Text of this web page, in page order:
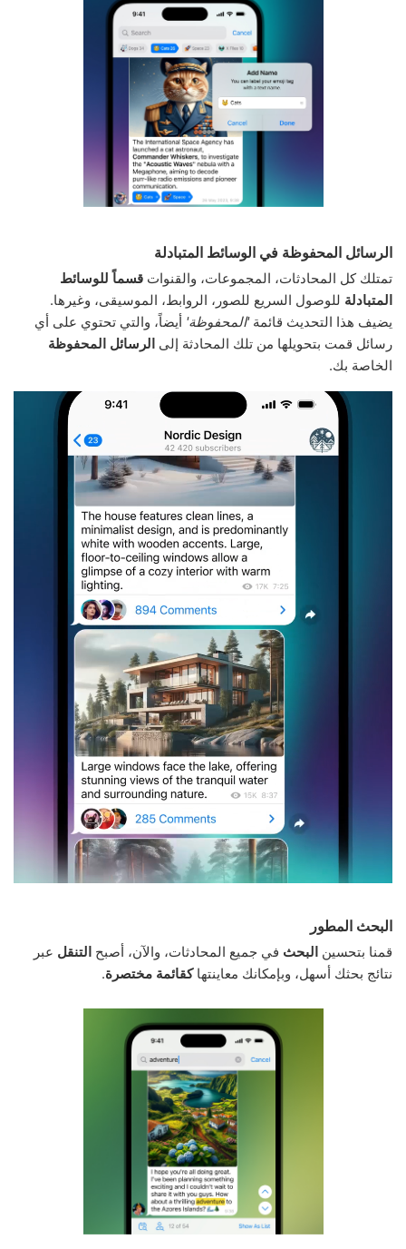
الرسائل المحفوظة في الوسائط المتبادلة
تمتلك كل المحادثات، المجموعات، والقنوات قسماً للوسائط
المتبادلة للوصول السريع للصور، الروابط، الموسيقى، وغيرها.
يضيف هذا التحديث قائمة'المحفوظة' أيضاً، والتي تحتوي على أي
رسائل قمت بتحويلها من تلك المحادثة إلى الرسائل المحفوظة
الخاصة بك.
البحث المطور
قمنا بتحسين البحث في جميع المحادثات، والآن، أصبح التنقل عبر
نتائج بحثك أسهل، وبإمكانك معاينتهاكقائمة مختصرة.